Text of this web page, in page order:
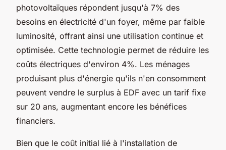
photovoltaïques répondent jusqu'à 7% des
besoins en électricité d'un foyer, même par faible
luminosité, offrant ainsi une utilisation continue et
optimisée. Cette technologie permet de réduire les
coûts électriques d'environ 4%. Les ménages
produisant plus d'énergie qu'ils n'en consomment
peuvent vendre le surplus à EDF avec un tarif fixe
sur 20 ans, augmentant encore les bénéfices
financiers.
Bien que le coût initial lié à l'installation de